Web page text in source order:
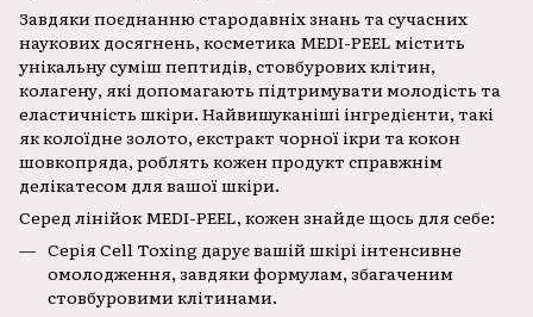
Завдяки поєднанню стародавніх знань та сучасних
наукових досягнень, косметика MEDI-PEEL містить
унікальну суміш пептидів, стовбурових клітин,
колагену, які допомагають підтримувати молодість та
еластичність шкіри. Найвишуканіші інгредієнти, такі
як колоїдне золото, екстракт чорної ікри та кокон
шовкопряда, роблять кожен продукт справжнім
делікатесом для вашої шкіри.
Серед лінійок MEDI-PEEL, кожен знайде щось для себе:
Серія Cell Toxing дарує вашій шкірі інтенсивне
омолодження, завдяки формулам, збагаченим
стовбуровими клітинами.